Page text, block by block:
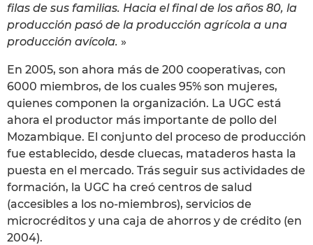
filas de sus familias. Hacia el final de los años 80, la
producción pasó de la producción agrícola a una
producción avícola. »
En 2005, son ahora más de 200 cooperativas, con
6000 miembros, de los cuales 95% son mujeres,
quienes componen la organización. La UGC está
ahora el productor más importante de pollo del
Mozambique. El conjunto del proceso de producción
fue establecido, desde cluecas, mataderos hasta la
puesta en el mercado. Trás seguir sus actividades de
formación, la UGC ha creó centros de salud
(accesibles a los no-miembros), servicios de
microcréditos y una caja de ahorros y de crédito (en
2004).